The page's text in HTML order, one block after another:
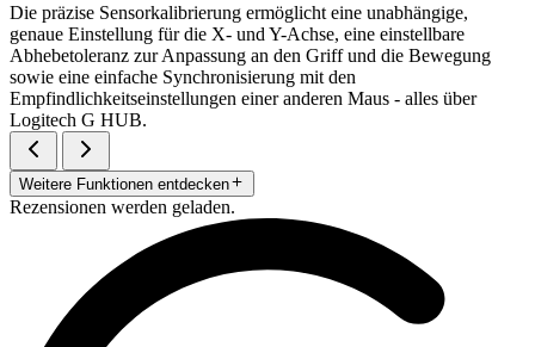
Die präzise Sensorkalibrierung ermöglicht eine unabhängige,
genaue Einstellung für die X- und Y-Achse, eine einstellbare
Abhebetoleranz zur Anpassung an den Griff und die Bewegung
sowie eine einfache Synchronisierung mit den
Empfindlichkeitseinstellungen einer anderen Maus - alles über
Logitech G HUB.
Weitere Funktionen entdecken
Rezensionen werden geladen.